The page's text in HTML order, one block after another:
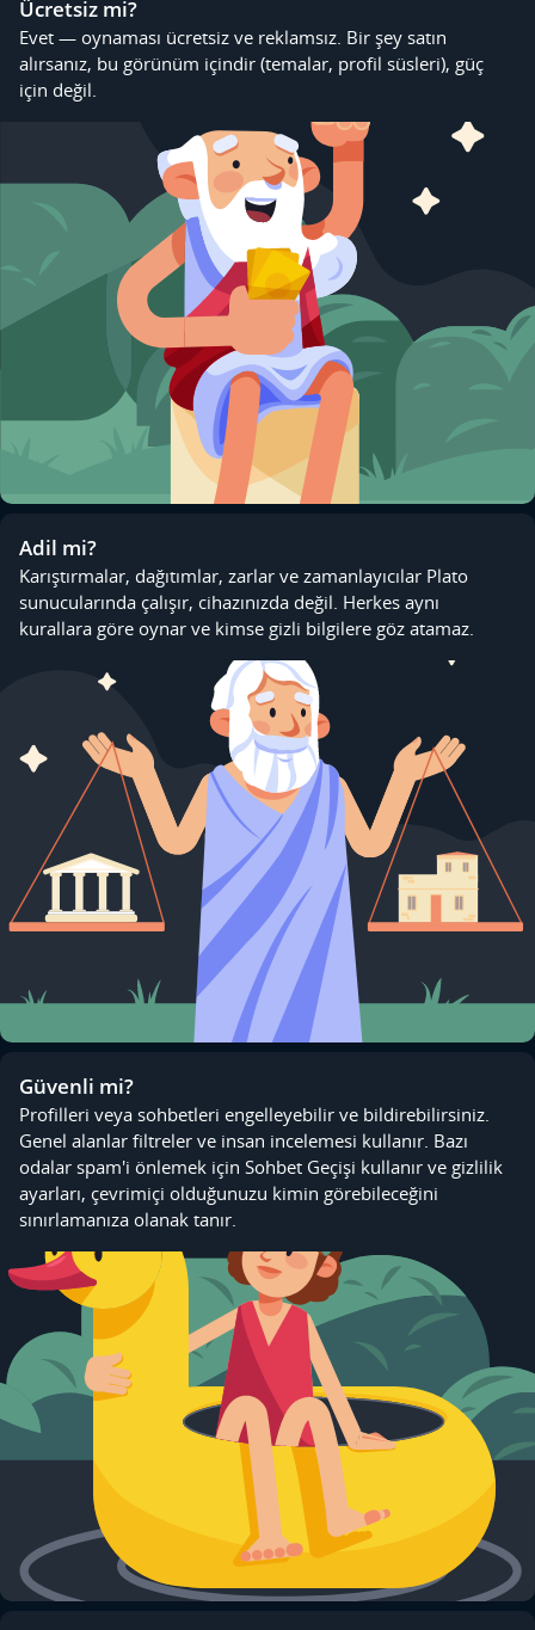
Ücretsiz mi?
Evet — oynaması ücretsiz ve reklamsız. Bir şey satın
alırsanız, bu görünüm içindir (temalar, profil süsleri), güç
için değil.
Adil mi?
Karıştırmalar, dağıtımlar, zarlar ve zamanlayıcılar Plato
sunucularında çalışır, cihazınızda değil. Herkes aynı
kurallara göre oynar ve kimse gizli bilgilere göz atamaz.
Güvenli mi?
Profilleri veya sohbetleri engelleyebilir ve bildirebilirsiniz.
Genel alanlar filtreler ve insan incelemesi kullanır. Bazı
odalar spam'i önlemek için Sohbet Geçişi kullanır ve gizlilik
ayarları, çevrimiçi olduğunuzu kimin görebileceğini
sınırlamanıza olanak tanır.